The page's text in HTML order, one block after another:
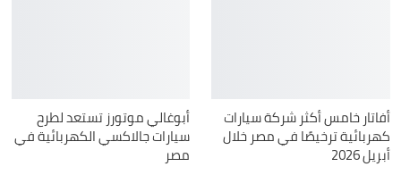
أفاتار خامس أكثر شركة سيارات
كهربائية ترخيصًا في مصر خلال
أبريل 2026
أبوغالي موتورز تستعد لطرح
سيارات جالاكسي الكهربائية في
مصر